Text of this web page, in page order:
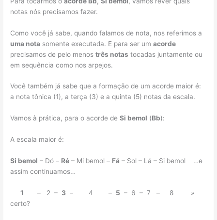
notas nós precisamos fazer.
Como você já sabe, quando falamos de nota, nos referimos a
uma nota somente executada. E para ser umacorde
precisamos de pelo menostrês notas tocadas juntamente ou
em sequência como nos arpejos.
Você também já sabe que a formação de um acorde maior é:
a nota tônica (1), a terça (3) e a quinta (5) notas da escala.
Vamos à prática, para o acorde deSi bemol (Bb):
A escala maior é:
Si bemol – Dó – Ré – Mi bemol – Fá – Sol – Lá – Si bemol …e
assim continuamos…
1 – 2 – 3 – 4 – 5 – 6 – 7 – 8 »
certo?